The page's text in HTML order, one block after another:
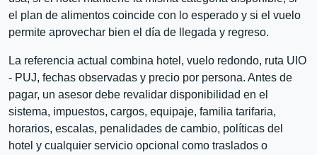
el plan de alimentos coincide con lo esperado y si el vuelo
permite aprovechar bien el día de llegada y regreso.
La referencia actual combina hotel, vuelo redondo, ruta UIO
- PUJ, fechas observadas y precio por persona. Antes de
pagar, un asesor debe revalidar disponibilidad en el
sistema, impuestos, cargos, equipaje, familia tarifaria,
horarios, escalas, penalidades de cambio, políticas del
hotel y cualquier servicio opcional como traslados o